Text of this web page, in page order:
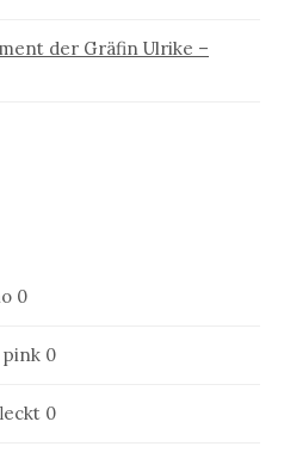
der Gräfin Ulrike –
0
pink 0
0